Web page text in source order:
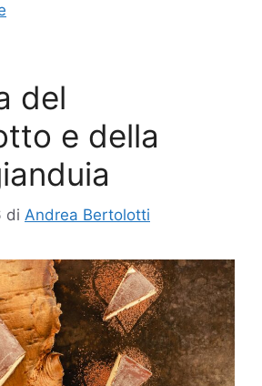
del
e della
di Andrea Bertolotti